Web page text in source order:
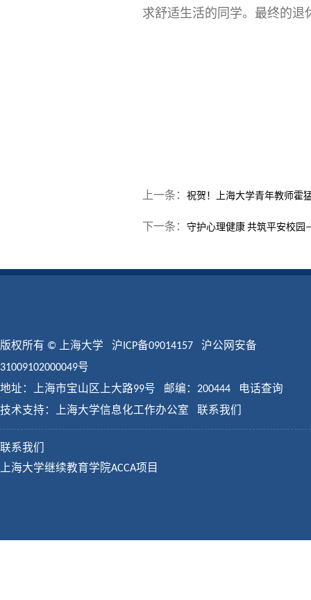
求舒适生活的同学。最终的
上一条： 祝贺！上海大学青年教师霍
下一条： 守护心理健康 共筑平安校园
版权所有 © 上海大学 沪ICP备09014157
沪公网安备
31009102000049号
地址：上海市宝山区上大路99号 邮编：200444
电话查询
技术支持： 上海大学信息化工作办公室 联系我们
联系我们
上海大学继续教育学院ACCA项目